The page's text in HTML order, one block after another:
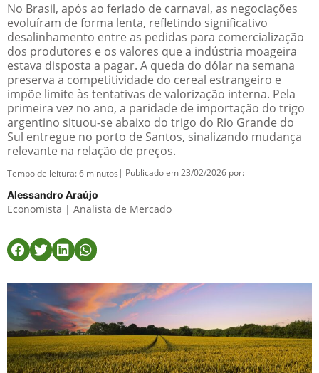
No Brasil, após ao feriado de carnaval, as negociações
evoluíram de forma lenta, refletindo significativo
desalinhamento entre as pedidas para comercialização
dos produtores e os valores que a indústria moageira
estava disposta a pagar. A queda do dólar na semana
preserva a competitividade do cereal estrangeiro e
impõe limite às tentativas de valorização interna. Pela
primeira vez no ano, a paridade de importação do trigo
argentino situou-se abaixo do trigo do Rio Grande do
Sul entregue no porto de Santos, sinalizando mudança
relevante na relação de preços.
Tempo de leitura:6 minutos | Publicado em 23/02/2026 por:
Alessandro Araújo
Economista | Analista de Mercado